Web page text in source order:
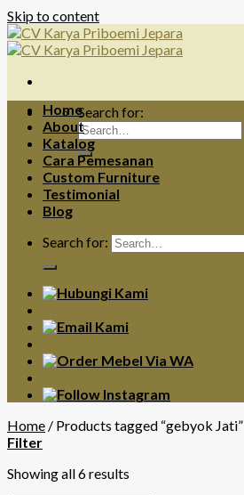
Skip to content
Search for:
Home
About
Katalog
Cara Pemesanan
Custom Furniture
Testimonial
Blog
Search for:
Home / Products tagged “gebyok Jati”
Filter
Showing all 6 results